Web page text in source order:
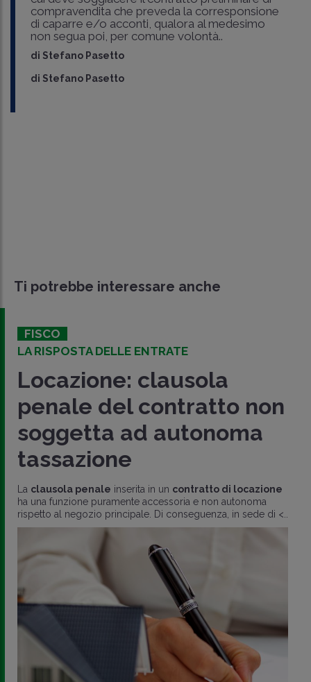
compravendita che preveda la corresponsione
di caparre e/o acconti, qualora al medesimo
non segua poi, per comune volontà..
di Stefano Pasetto
di Stefano Pasetto
Ti potrebbe interessare anche
FISCO
LA RISPOSTA DELLE ENTRATE
Locazione: clausola
penale del contratto non
soggetta ad autonoma
tassazione
La clausola penale inserita in un contratto di locazione
ha una funzione puramente accessoria e non autonoma
rispetto al negozio principale. Di conseguenza, in sede di <..